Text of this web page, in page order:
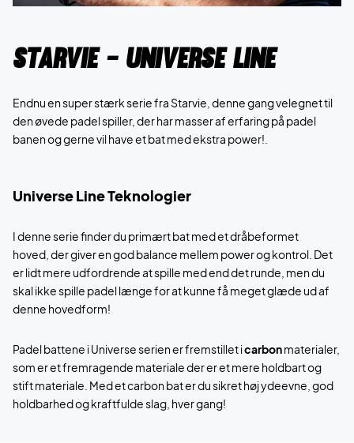
Starvie - Universe Line
Endnu en super stærk serie fra Starvie, denne gang velegnet til
den øvede padel spiller, der har masser af erfaring på padel
banen og gerne vil have et bat med ekstra power!.
Universe Line Teknologier
I denne serie finder du primært bat med et dråbeformet
hoved, der giver en god balance mellem power og kontrol. Det
er lidt mere udfordrende at spille med end det runde, men du
skal ikke spille padel længe for at kunne få meget glæde ud af
denne hovedform!
Padel battene i Universe serien er fremstillet icarbonmaterialer,
som er et fremragende materiale der er et mere holdbart og
stift materiale. Med et carbon bat er du sikret høj ydeevne, god
holdbarhed og kraftfulde slag, hver gang!